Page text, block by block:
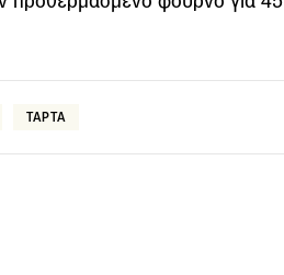
ΤΑΡΤΑ